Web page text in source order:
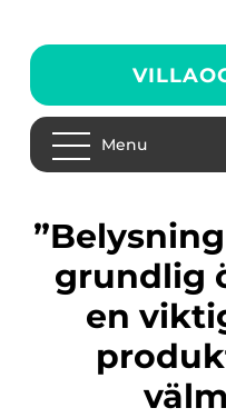
Menu
”Belysning på kontor: en
grundlig
en